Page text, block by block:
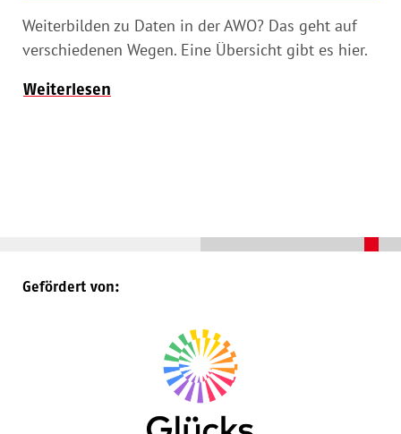
Weiterbilden zu Daten in der AWO? Das geht auf
verschiedenen Wegen. Eine Übersicht gibt es hier.
Weiterlesen
Gefördert von: